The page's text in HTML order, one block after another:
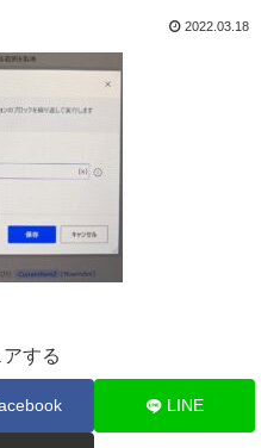
2022.03.18
アする
LINE